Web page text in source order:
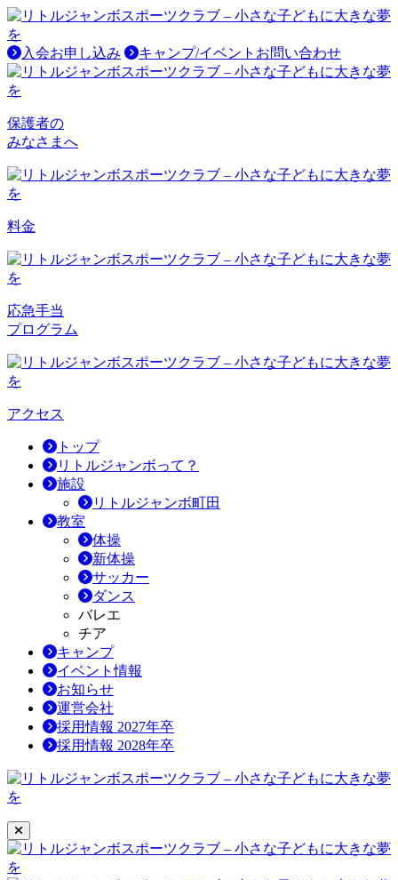
入会お申し込み キャンプ/イベントお問い合わせ
保護者の
みなさまへ
料金
応急手当
プログラム
アクセス
トップ
リトルジャンボって？
施設
リトルジャンボ町田
教室
体操
新体操
サッカー
ダンス
バレエ
チア
キャンプ
イベント情報
お知らせ
運営会社
採用情報 2027年卒
採用情報 2028年卒